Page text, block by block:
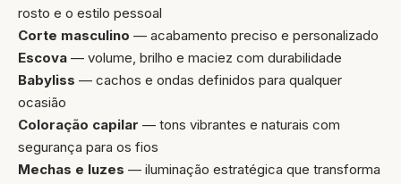
rosto e o estilo pessoal
Corte masculino — acabamento preciso e personalizado
Escova — volume, brilho e maciez com durabilidade
Babyliss — cachos e ondas definidos para qualquer
ocasião
Coloração capilar — tons vibrantes e naturais com
segurança para os fios
Mechas e luzes — iluminação estratégica que transforma